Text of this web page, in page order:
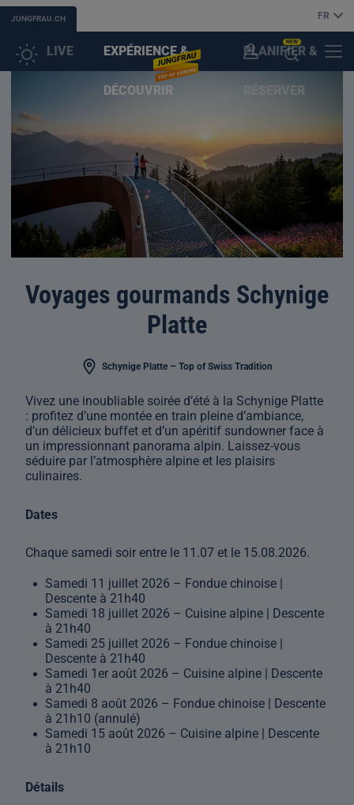
JUNGFRAU.CH FR
LIVE EXPÉRIENCE &
DÉCOUVRIR
PLANIFIER &
RÉSERVER
NEW
Voyages gourmands Schynige
Platte
Schynige Platte – Top of Swiss Tradition
Vivez une inoubliable soirée d’été à la Schynige Platte
: profitez d’une montée en train pleine d’ambiance,
d’un délicieux buffet et d’un apéritif sundowner face à
un impressionnant panorama alpin. Laissez-vous
séduire par l’atmosphère alpine et les plaisirs
culinaires.
Dates
Chaque samedi soir entre le 11.07 et le 15.08.2026.
Samedi 11 juillet 2026 – Fondue chinoise |
Descente à 21h40
Samedi 18 juillet 2026 – Cuisine alpine | Descente
à 21h40
Samedi 25 juillet 2026 – Fondue chinoise |
Descente à 21h40
Samedi 1er août 2026 – Cuisine alpine | Descente
à 21h40
Samedi 8 août 2026 – Fondue chinoise | Descente
à 21h10 (annulé)
Samedi 15 août 2026 – Cuisine alpine | Descente
à 21h10
Détails